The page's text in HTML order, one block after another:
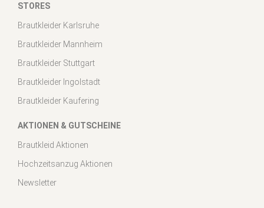
STORES
Brautkleider Karlsruhe
Brautkleider Mannheim
Brautkleider Stuttgart
Brautkleider Ingolstadt
Brautkleider Kaufering
AKTIONEN & GUTSCHEINE
Brautkleid Aktionen
Hochzeitsanzug Aktionen
Newsletter